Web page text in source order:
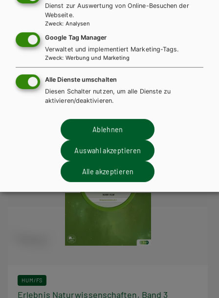
HUM/FS
Erlebnis Naturwissenschaften, Band 2
Lehrbuch + E-Book Lehrbuch E-Book Solo
HUM/FS
Erlebnis Naturwissenschaften, Band 3
Dienst zur Auswertung von Online-Besuchen der
Webseite.
Zweck: Analysen
Google Tag Manager
Verwaltet und implementiert Marketing-Tags.
Zweck: Werbung und Marketing
Alle Dienste umschalten
Diesen Schalter nutzen, um alle Dienste zu
aktivieren/deaktivieren.
Ablehnen
Auswahl akzeptieren
Alle akzeptieren